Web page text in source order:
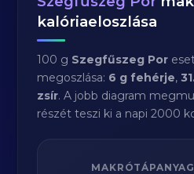
kalóriaeloszlása
100 g Szegfűszeg Por
megoszlása: 6 g fehérje,
zsír. A jobb diagram
részét teszi ki a napi 2000